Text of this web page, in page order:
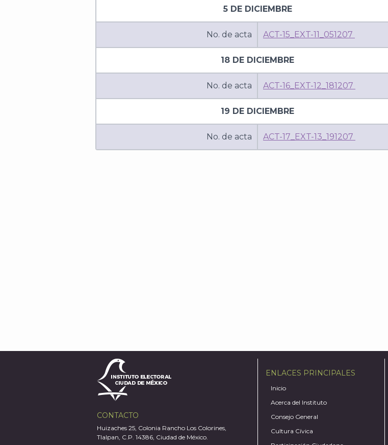
5 DE DICIEMBRE
No. de acta ACT-15_EXT-11_051207
18 DE DICIEMBRE
No. de acta ACT-16_EXT-12_181207
19 DE DICIEMBRE
No. de acta ACT-17_EXT-13_191207
CONTACTO
Huizaches 25, Colonia Rancho Los Colorines,
Tlalpan, C.P. 14386, Ciudad de México.
ENLACES PRINCIPALES
Inicio
Acerca del Instituto
Consejo General
Cultura Cívica